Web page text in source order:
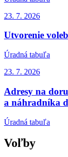
23. 7. 2026
Utvorenie
Úradná tabuľa
23. 7. 2026
Adresy na
a náhradníka
Úradná tabuľa
Voľby